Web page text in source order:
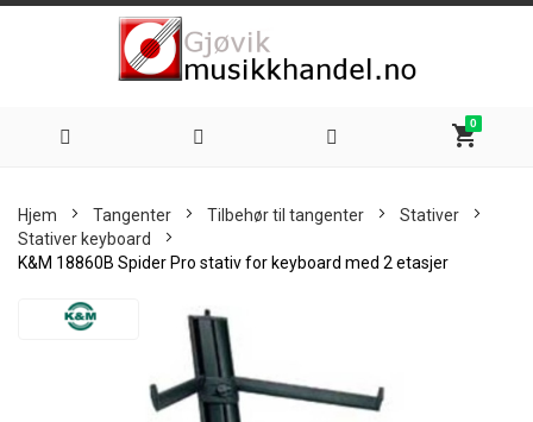
shopping_cart
0
Hjem Tangenter Tilbehør til tangenter
Stativer
Stativer keyboard
K&M 18860B Spider Pro stativ for keyboard med 2 etasjer